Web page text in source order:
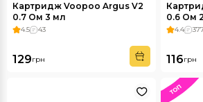
Картридж Voopoo Argus V2
0.7 Ом 3 мл
4.5 43
129грн
0.6 Ом
4.4
116грн